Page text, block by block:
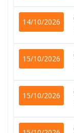
14/10/2026
15/10/2026
15/10/2026